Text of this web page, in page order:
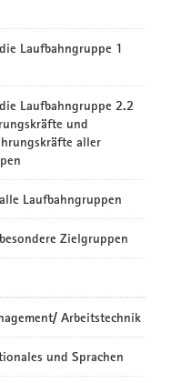
Laufbahngruppe 1
Laufbahngruppe 2.2
und
aller
Laufbahngruppen
Zielgruppen
Arbeitstechnik
und Sprachen